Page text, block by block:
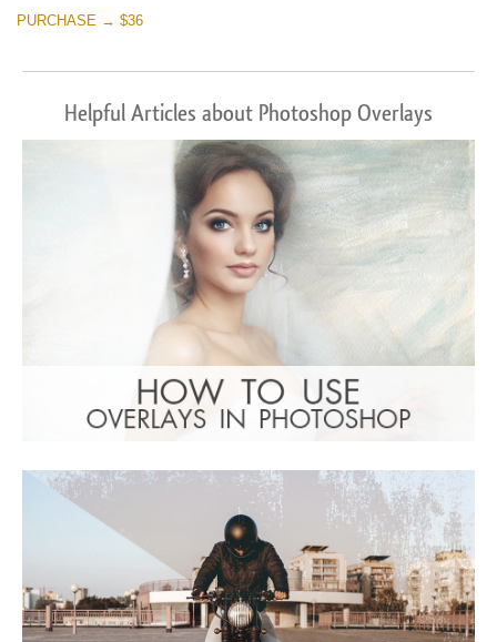
PURCHASE → $36
Helpful Articles about Photoshop Overlays